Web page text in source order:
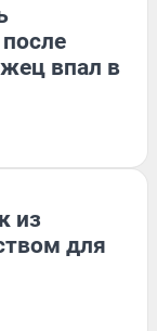
впал в
из
для